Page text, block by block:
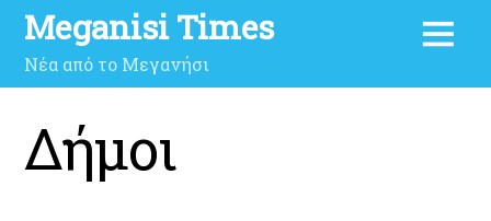
Meganisi Times
Νέα από το Μεγανήσι
Δήμοι